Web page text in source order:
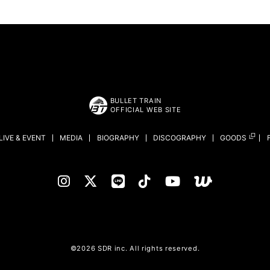
BULLET TRAIN
OFFICIAL WEB SITE
& EVENT MEDIA BIOGRAPHY DISCOGRAPHY GOODS
©2026 SDR inc. All rights reserved.